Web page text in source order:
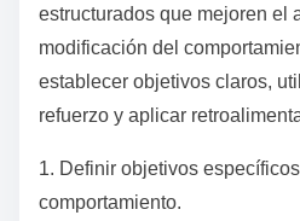
estructurados que mejoren el
modificación del
establecer objetivos claros,
refuerzo y aplicar
1. Definir objetivos
comportamiento.